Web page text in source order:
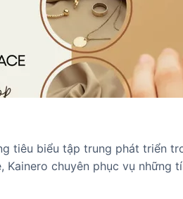
tiêu biểu tập trung phát triển
Kainero chuyên phục vụ những